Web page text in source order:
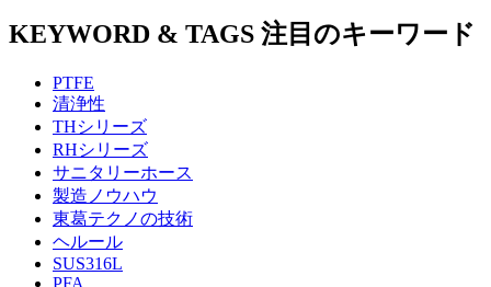
KEYWORD & TAGS 注目のキーワード
PTFE
清浄性
THシリーズ
RHシリーズ
サニタリーホース
製造ノウハウ
東葛テクノの技術
ヘルール
SUS316L